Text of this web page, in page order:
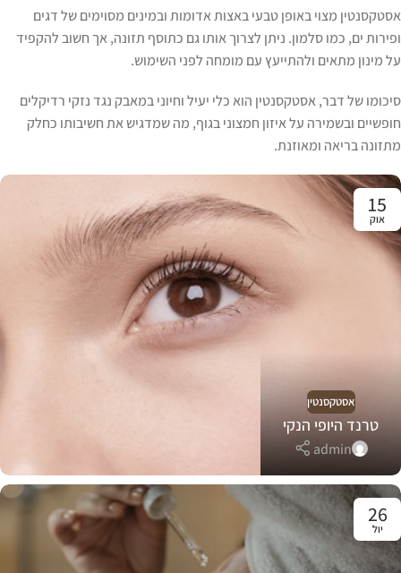
אסטקסנטין מצוי באופן טבעי באצות אדומות ובמינים מסוימים של דגים
ופירות ים, כמו סלמון. ניתן לצרוך אותו גם כתוסף תזונה, אך חשוב להקפיד
על מינון מתאים ולהתייעץ עם מומחה לפני השימוש.
סיכומו של דבר, אסטקסנטין הוא כלי יעיל וחיוני במאבק נגד נזקי רדיקלים
חופשיים ובשמירה על איזון חמצוני בגוף, מה שמדגיש את חשיבותו כחלק
מתזונה בריאה ומאוזנת.
15
אוק
אסטקסנטין
טרנד היופי הנקי
admin
26
יול